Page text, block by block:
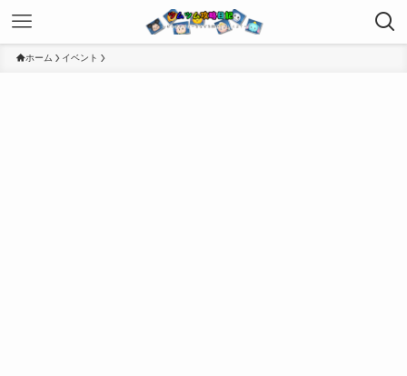
ホーム イベント